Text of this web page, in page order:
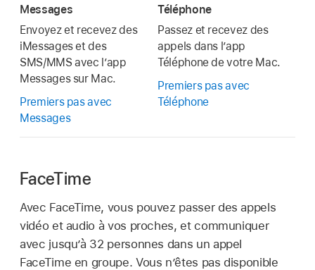
Messages
Envoyez et recevez des
iMessages et des
SMS/MMS avec l’app
Messages sur Mac.
Premiers pas avec
Messages
Téléphone
Passez et recevez des
appels dans l’app
Téléphone de votre Mac.
Premiers pas avec
Téléphone
FaceTime
Avec FaceTime, vous pouvez passer des appels
vidéo et audio à vos proches, et communiquer
avec jusqu’à 32 personnes dans un appel
FaceTime en groupe. Vous n’êtes pas disponible